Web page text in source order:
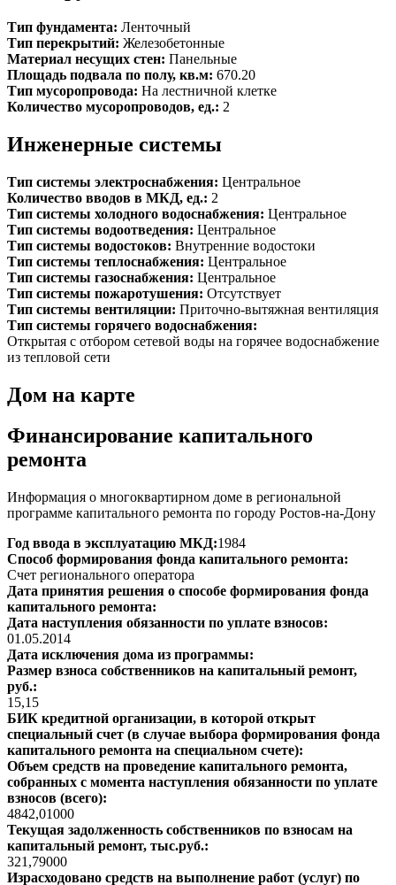
Тип фундамента: Ленточный
Тип перекрытий: Железобетонные
Материал несущих стен: Панельные
Площадь подвала по полу, кв.м: 670.20
Тип мусоропровода: На лестничной клетке
Количество мусоропроводов, ед.: 2
Инженерные системы
Тип системы электроснабжения: Центральное
Количество вводов в МКД, ед.: 2
Тип системы холодного водоснабжения: Центральное
Тип системы водоотведения: Центральное
Тип системы водостоков: Внутренние водостоки
Тип системы теплоснабжения: Центральное
Тип системы газоснабжения: Центральное
Тип системы пожаротушения: Отсутствует
Тип системы вентиляции: Приточно-вытяжная вентиляция
Тип системы горячего водоснабжения:
Открытая с отбором сетевой воды на горячее водоснабжение
из тепловой сети
Дом на карте
Финансирование капитального
ремонта
Информация о многоквартирном доме в региональной
программе капитального ремонта по городу Ростов-на-Дону
Год ввода в эксплуатацию МКД:1984
Способ формирования фонда капитального ремонта:
Счет регионального оператора
Дата принятия решения о способе формирования фонда
капитального ремонта:
Дата наступления обязанности по уплате взносов:
01.05.2014
Дата исключения дома из программы:
Размер взноса собственников на капитальный ремонт,
руб.:
15,15
БИК кредитной организации, в которой открыт
специальный счет (в случае выбора формирования фонда
капитального ремонта на специальном счете):
Объем средств на проведение капитального ремонта,
собранных с момента наступления обязанности по уплате
взносов (всего):
4842,01000
Текущая задолженность собственников по взносам на
капитальный ремонт, тыс.руб.:
321,79000
Израсходовано средств на выполнение работ (услуг) по